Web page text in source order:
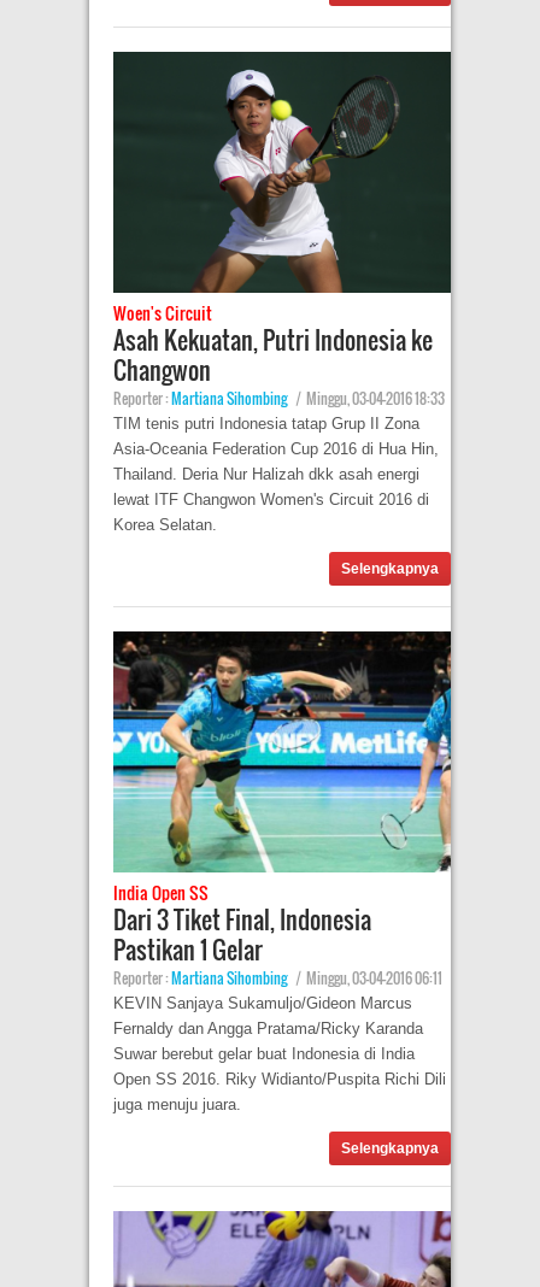
Woen's Circuit
Asah Kekuatan, Putri Indonesia ke
Changwon
Reporter :Martiana Sihombing | Minggu, 03-04-2016 18:33
TIM tenis putri Indonesia tatap Grup II Zona
Asia-Oceania Federation Cup 2016 di Hua Hin,
Thailand. Deria Nur Halizah dkk asah energi
lewat ITF Changwon Women's Circuit 2016 di
Korea Selatan.
Selengkapnya
India Open SS
Dari 3 Tiket Final, Indonesia
Pastikan 1 Gelar
Reporter :Martiana Sihombing | Minggu, 03-04-2016 06:11
KEVIN Sanjaya Sukamuljo/Gideon Marcus
Fernaldy dan Angga Pratama/Ricky Karanda
Suwar berebut gelar buat Indonesia di India
Open SS 2016. Riky Widianto/Puspita Richi Dili
juga menuju juara.
Selengkapnya